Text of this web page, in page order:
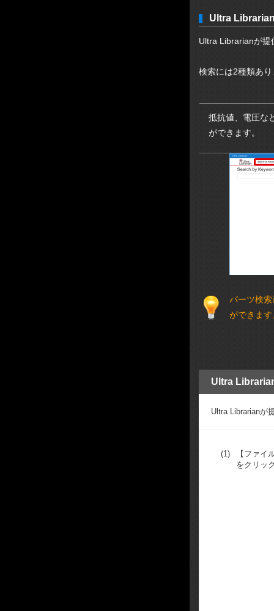
Ultra
Ultra Librarianが提
検索には2種類あ
抵抗値、電圧な
ができます。
パーツ検
ができます
Ultra
Ultra Librarianが
(1)
【ファイ
をクリッ